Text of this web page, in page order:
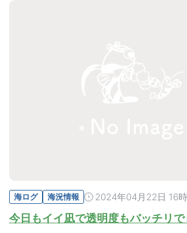
海ログ 海況情報 2024年04月22日 16
今日もイイ凪で透明度もバッチリ